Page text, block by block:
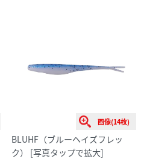
画像(14枚)
BLUHF（ブルーヘイズフレッ
ク）
[写真タップで拡大]